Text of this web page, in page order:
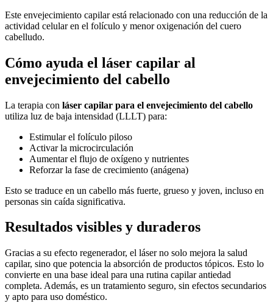
Este envejecimiento capilar está relacionado con una reducción de la
actividad celular en el folículo y menor oxigenación del cuero
cabelludo.
Cómo ayuda el láser capilar al
envejecimiento del cabello
La terapia con láser capilar para el envejecimiento del cabello
utiliza luz de baja intensidad (LLLT) para:
Estimular el folículo piloso
Activar la microcirculación
Aumentar el flujo de oxígeno y nutrientes
Reforzar la fase de crecimiento (anágena)
Esto se traduce en un cabello más fuerte, grueso y joven, incluso en
personas sin caída significativa.
Resultados visibles y duraderos
Gracias a su efecto regenerador, el láser no solo mejora la salud
capilar, sino que potencia la absorción de productos tópicos. Esto lo
convierte en una base ideal para una rutina capilar antiedad
completa. Además, es un tratamiento seguro, sin efectos secundarios
y apto para uso doméstico.